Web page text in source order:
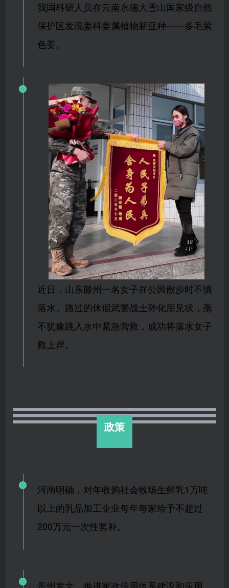
我国科研人员在云南永德大雪山国家级自然
保护区发现姜科姜属植物新亚种——多毛紫
色姜。
近日，山东滕州一名女子在公园散步时不慎
落水。路过的休假武警战士孙化朋见状，毫
不犹豫跳入水中紧急营救，成功将落水女子
救上岸。
政策
河南明确，对年收购社会牧场生鲜乳1万吨
以上的乳品加工企业每年每家给予不超过
200万元一次性奖补。
贵州发文，推进家政信用体系建设和应用，